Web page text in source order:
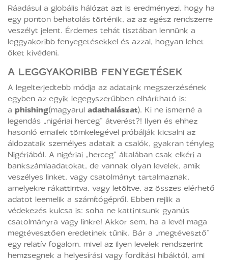
Ráadásul a globális hálózat azt is eredményezi, hogy ha
egy ponton behatolás történik, az az egész rendszerre
veszélyt jelent. Érdemes tehát tisztában lennünk a
leggyakoribb fenyegetésekkel és azzal, hogyan lehet
őket kivédeni.
A LEGGYAKORIBB FENYEGETÉSEK
A legelterjedtebb módja az adataink megszerzésének
egyben az egyik legegyszerűbben elhárítható is:
a phishing(magyaruladathalászat). Ki ne ismerné a
legendás „nigériai herceg” átverést?! Ilyen és ehhez
hasonló emailek tömkelegével próbálják kicsalni az
áldozataik személyes adatait a csalók, gyakran tényleg
Nigériából. A nigériai „herceg” általában csak elkéri a
bankszámlaadatokat, de vannak olyan levelek, amik
veszélyes linket, vagy csatolmányt tartalmaznak,
amelyekre rákattintva, vagy letöltve, az összes elérhető
adatot leemelik a számítógépről. Ebben rejlik a
védekezés kulcsa is: soha ne kattintsunk gyanús
csatolmányra vagy linkre! Akkor sem, ha a levél maga
megtévesztően eredetinek tűnik. Bár a „megtévesztő”
egy relatív fogalom, mivel az ilyen levelek rendszerint
hemzsegnek a helyesírási vagy fordítási hibáktól, ami